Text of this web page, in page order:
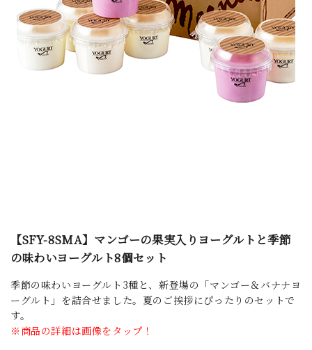
【SFY-8SMA】マンゴーの果実入りヨーグルトと季節
の味わいヨーグルト8個セット
季節の味わいヨーグルト3種と、新登場の「マンゴー＆バナナヨ
ーグルト」を詰合せました。夏のご挨拶にぴったりのセットで
す。
※商品の詳細は画像をタップ！